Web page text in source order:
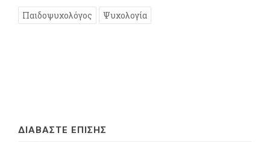
Παιδοψυχολόγος Ψυχολογία
ΔΙΑΒΑΣΤΕ ΕΠΙΣΗΣ